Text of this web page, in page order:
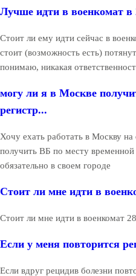
Лучше идти в военкомат в
Стоит ли ему идти сейчас в
стоит (возможность есть)
понимаю, никакая
могу ли я в Москве
регистр...
Хочу ехать работать в Москву
получить ВБ по месту временной
обязательно в своем городе
Стоит ли мне идти в
Стоит ли мне идти в военкомат
Если у меня повторится
Если вдруг рецидив болезни